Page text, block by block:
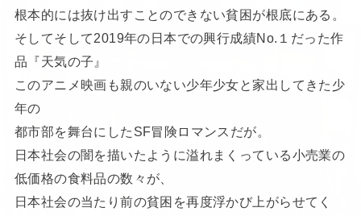
根本的には抜け出すことのできない貧困が根底にある。
そしてそして2019年の日本での興行成績No.１だった作
品『天気の子』
このアニメ映画も親のいない少年少女と家出してきた少
年の
都市部を舞台にしたSF冒険ロマンスだが。
日本社会の闇を描いたように溢れまくっている小売業の
低価格の食料品の数々が、
日本社会の当たり前の貧困を再度浮かび上がらせてく